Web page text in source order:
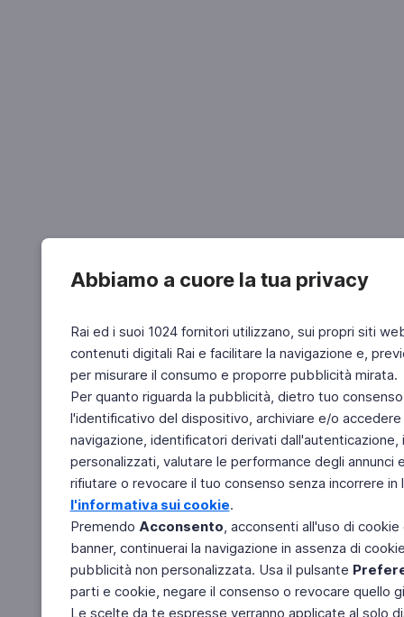
Abbiamo a cuore la tua privacy
Rai ed i suoi 1024 fornitori utilizzano, sui propri siti
contenuti digitali Rai e facilitare la navigazione e,
per misurare il consumo e proporre pubblicità mirata.
Per quanto riguarda la pubblicità, dietro tuo
l'identificativo del dispositivo, archiviare e/o
navigazione, identificatori derivati
personalizzati, valutare le performance degli
rifiutare o revocare il tuo consenso senza incorrere
l'informativa sui cookie.
Premendo Acconsento, acconsenti all'uso di
banner, continuerai la navigazione in assenza di
pubblicità non personalizzata. Usa il pulsante
parti e cookie, negare il consenso o revocare quello
Le scelte da te espresse verranno applicate al solo